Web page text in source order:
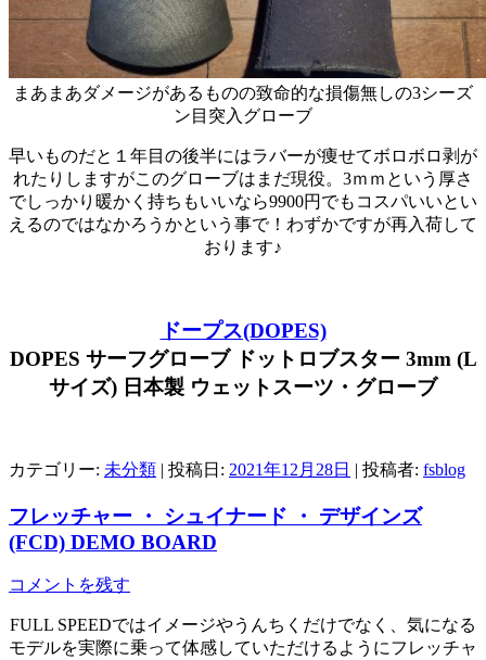
まあまあダメージがあるものの致命的な損傷無しの3シーズ
ン目突入グローブ
早いものだと１年目の後半にはラバーが痩せてボロボロ剥が
れたりしますがこのグローブはまだ現役。3ｍｍという厚さ
でしっかり暖かく持ちもいいなら9900円でもコスパいいとい
えるのではなかろうかという事で！わずかですが再入荷して
おります♪
ドープス(DOPES)
DOPES サーフグローブ ドットロブスター 3mm (L
サイズ) 日本製 ウェットスーツ・グローブ
カテゴリー: 未分類 | 投稿日: 2021年12月28日 | 投稿者: fsblog
フレッチャー ・ シュイナード ・ デザインズ
(FCD) DEMO BOARD
コメントを残す
FULL SPEEDではイメージやうんちくだけでなく、気になる
モデルを実際に乗って体感していただけるようにフレッチャ